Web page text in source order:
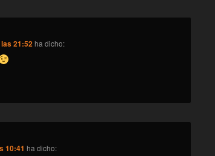
21:52ha dicho:
10:41 ha dicho: